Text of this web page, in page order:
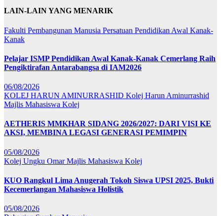
LAIN-LAIN YANG MENARIK
Fakulti Pembangunan Manusia Persatuan Pendidikan Awal Kanak-
Kanak
Pelajar ISMP Pendidikan Awal Kanak-Kanak Cemerlang Raih
Pengiktirafan Antarabangsa di IAM2026
06/08/2026
KOLEJ HARUN AMINURRASHID Kolej Harun Aminurrashid
Majlis Mahasiswa Kolej
AETHERIS MMKHAR SIDANG 2026/2027: DARI VISI KE
AKSI, MEMBINA LEGASI GENERASI PEMIMPIN
05/08/2026
Kolej Ungku OmarMajlis Mahasiswa Kolej
KUO Rangkul Lima Anugerah Tokoh Siswa UPSI 2025, Bukti
Kecemerlangan Mahasiswa Holistik
05/08/2026